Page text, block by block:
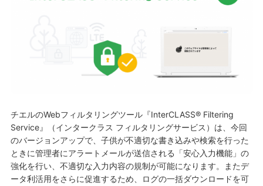
チエルのWebフィルタリングツール『InterCLASS® Filtering
Service』（インタークラス フィルタリングサービス）は、今回
のバージョンアップで、子供が不適切な書き込みや検索を行った
ときに管理者にアラートメールが送信される「安心入力機能」の
強化を行い、不適切な入力内容の規制が可能になります。またデ
ータ利活用をさらに促進するため、ログの一括ダウンロードを可